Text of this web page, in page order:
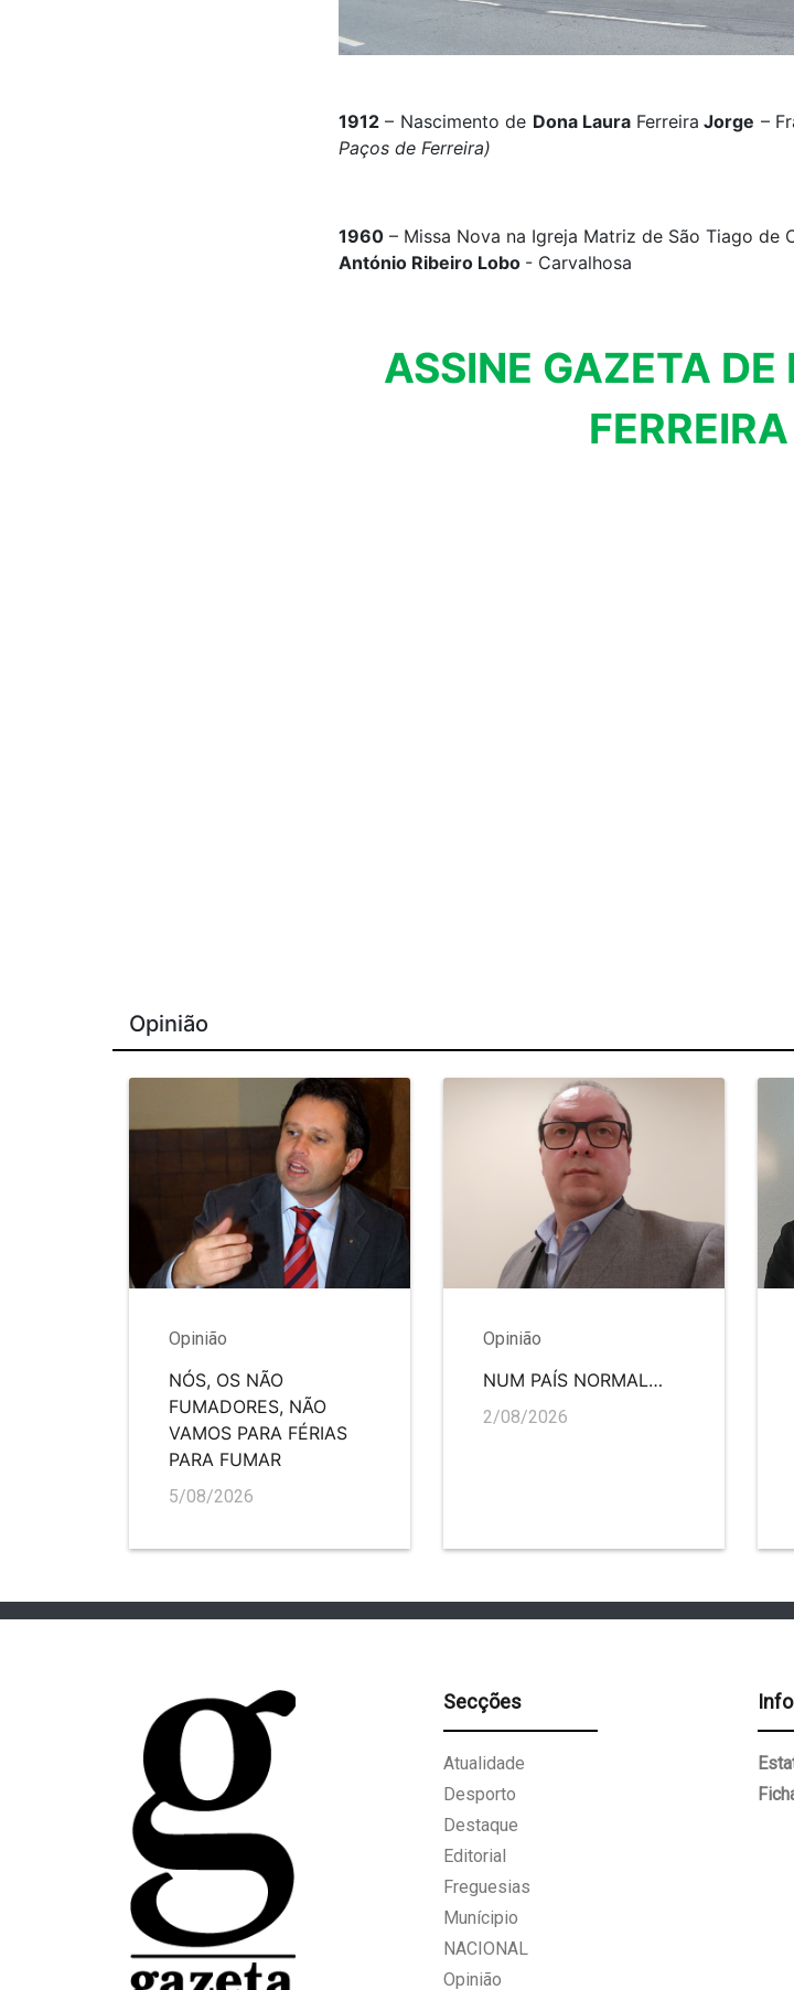
1912 – Nascimento de Dona Laura Ferreira Jorge –
Paços de Ferreira)
1960 – Missa Nova na Igreja Matriz de São Tiago de
António Ribeiro Lobo - Carvalhosa
ASSINE GAZETA DE
FERREIRA
Opinião
Opinião
NÓS, OS NÃO
FUMADORES, NÃO
VAMOS PARA FÉRIAS
PARA FUMAR
5/08/2026
Opinião
NUM PAÍS NORMAL…
2/08/2026
Secções
Atualidade
Desporto
Destaque
Editorial
Freguesias
Munícipio
NACIONAL
Opinião